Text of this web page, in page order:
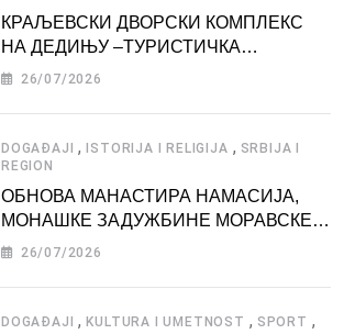
КРАЉЕВСКИ ДВОРСКИ КОМПЛЕКС
НА ДЕДИЊУ –ТУРИСТИЧКА
АТРАКЦИЈА
26/07/2026
DOGAĐAJI ,ISTORIJA I RELIGIJA , SRBIJA I
REGION
ОБНОВА МАНАСТИРА НАМАСИЈА,
МОНАШКЕ ЗАДУЖБИНЕ МОРАВСКЕ
СРБИЈЕ
26/07/2026
DOGAĐAJI ,KULTURA I UMETNOST , SPORT ,